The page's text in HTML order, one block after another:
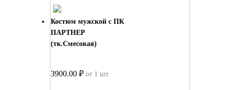
Костюм мужской с ПК
ПАРТНЕР
(тк.Смесовая)
3900.00 ₽ от 1 шт.